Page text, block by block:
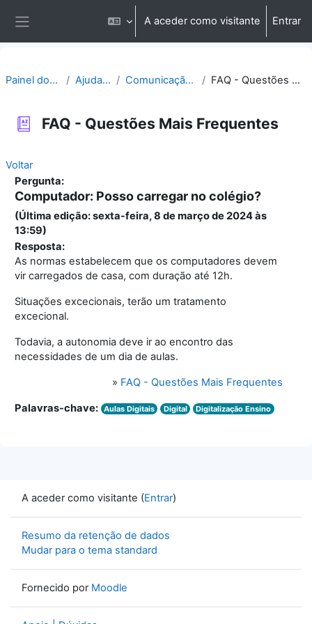
A aceder como visitante Entrar
Painel do utilizador Ajuda | Apoio Comunicação | Questões FAQ - Questões Mais Frequentes
FAQ - Questões Mais Frequentes
Voltar
Pergunta:
Computador: Posso carregar no colégio?
(Última edição: sexta-feira, 8 de março de 2024 às
13:59)
Resposta:
As normas estabelecem que os computadores devem
vir carregados de casa, com duração até 12h.
Situações excecionais, terão um tratamento
excecional.
Todavia, a autonomia deve ir ao encontro das
necessidades de um dia de aulas.
» FAQ - Questões Mais Frequentes
Palavras-chave: Aulas Digitais Digital Digitalização Ensino
A aceder como visitante (Entrar)
Resumo da retenção de dados
Mudar para o tema standard
Fornecido por Moodle